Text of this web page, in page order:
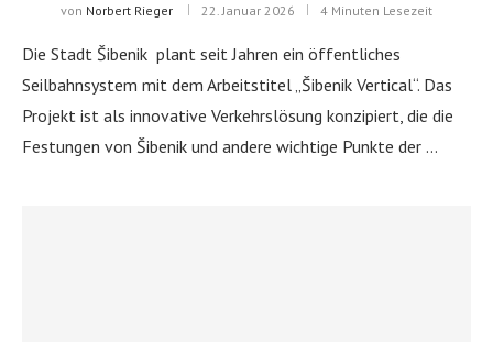
von Norbert Rieger 22. Januar 2026 4 Minuten Lesezeit
Die Stadt Šibenik plant seit Jahren ein öffentliches
Seilbahnsystem mit dem Arbeitstitel „Šibenik Vertical“. Das
Projekt ist als innovative Verkehrslösung konzipiert, die die
Festungen von Šibenik und andere wichtige Punkte der …